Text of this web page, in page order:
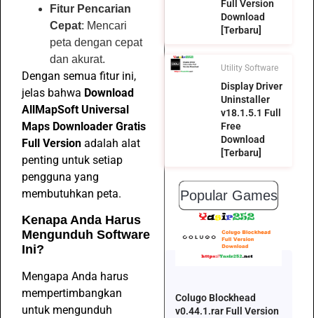
Fitur Pencarian
Cepat: Mencari
peta dengan cepat
dan akurat.
Dengan semua fitur ini,
jelas bahwa Download
AllMapSoft Universal
Maps Downloader Gratis
Full Version adalah alat
penting untuk setiap
pengguna yang
membutuhkan peta.
Kenapa Anda Harus
Mengunduh Software
Ini?
Mengapa Anda harus
mempertimbangkan
untuk mengunduh
Full Version
Download
[Terbaru]
Utility Software
Display Driver
Uninstaller
v18.1.5.1 Full
Free
Download
[Terbaru]
Popular Games
Colugo Blockhead
v0.44.1.rar Full Version